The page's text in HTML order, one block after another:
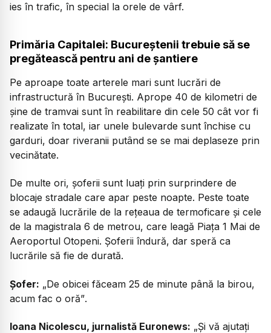
ies în trafic, în special la orele de vârf.
Primăria Capitalei: Bucureștenii trebuie să se
pregătească pentru ani de șantiere
Pe aproape toate arterele mari sunt lucrări de
infrastructură în București. Aprope 40 de kilometri de
șine de tramvai sunt în reabilitare din cele 50 cât vor fi
realizate în total, iar unele bulevarde sunt închise cu
garduri, doar riveranii putând se se mai deplaseze prin
vecinătate.
De multe ori, șoferii sunt luați prin surprindere de
blocaje stradale care apar peste noapte. Peste toate
se adaugă lucrările de la rețeaua de termoficare și cele
de la magistrala 6 de metrou, care leagă Piața 1 Mai de
Aeroportul Otopeni. Șoferii îndură, dar speră ca
lucrările să fie de durată.
Șofer: „De obicei făceam 25 de minute până la birou,
acum fac o oră”.
Ioana Nicolescu, jurnalistă Euronews: „Și vă ajutați